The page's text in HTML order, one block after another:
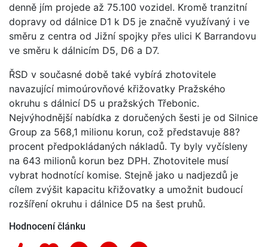
denně jím projede až 75.100 vozidel. Kromě tranzitní
dopravy od dálnice D1 k D5 je značně využívaný i ve
směru z centra od Jižní spojky přes ulici K Barrandovu
ve směru k dálnicím D5, D6 a D7.
ŘSD v současné době také vybírá zhotovitele
navazující mimoúrovňové křižovatky Pražského
okruhu s dálnicí D5 u pražských Třebonic.
Nejvýhodnější nabídka z doručených šesti je od Silnice
Group za 568,1 milionu korun, což představuje 88?
procent předpokládaných nákladů. Ty byly vyčísleny
na 643 milionů korun bez DPH. Zhotovitele musí
vybrat hodnotící komise. Stejně jako u nadjezdů je
cílem zvýšit kapacitu křižovatky a umožnit budoucí
rozšíření okruhu i dálnice D5 na šest pruhů.
Hodnocení článku